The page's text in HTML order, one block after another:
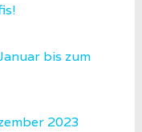
bis zum
2023